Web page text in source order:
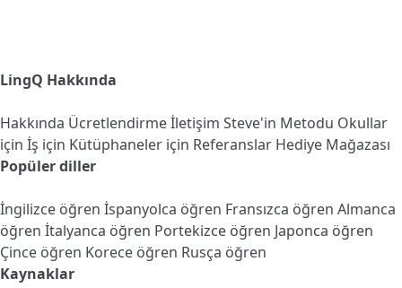
LingQ Hakkında
Hakkında Ücretlendirmeİletişim Steve'in Metodu Okullar
için İş için Kütüphaneler için Referanslar Hediye Mağazası
Popüler diller
İngilizce öğren İspanyolca öğren Fransızca öğren Almanca
öğren İtalyanca öğren Portekizce öğren Japonca öğren
Çince öğren Korece öğren Rusça öğren
Kaynaklar